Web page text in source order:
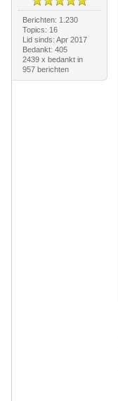
Berichten: 1.230
Topics: 16
Lid sinds: Apr 2017
Bedankt: 405
2439 x bedankt in
957 berichten